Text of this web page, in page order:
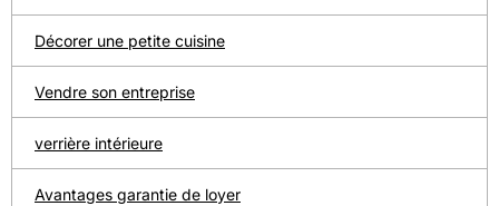
Décorer une petite cuisine
Vendre son entreprise
verrière intérieure
Avantages garantie de loyer